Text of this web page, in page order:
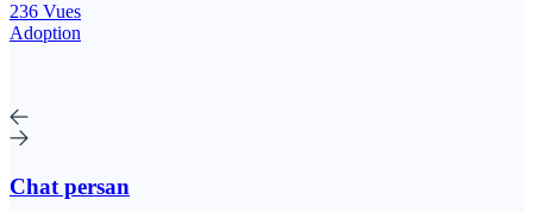
236 Vues
Adoption
Chat persan